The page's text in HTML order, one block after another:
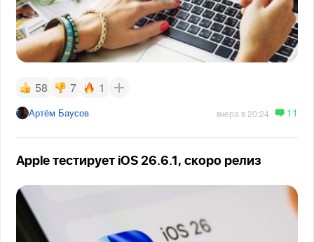
58 7 1
Артём Баусов вчера в 20:24 11
Apple тестирует iOS 26.6.1, скоро релиз